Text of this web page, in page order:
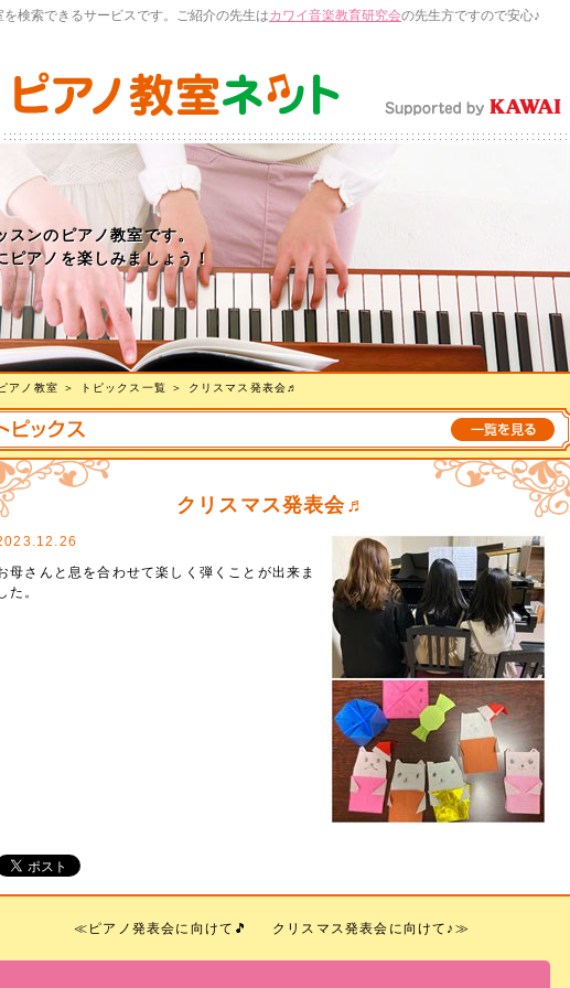
検索できるサービスです。ご紹介の先生はカワイ音楽教育研究会の先生方ですので安心♪
ンのピアノ教室です。
アノを楽しみましょう！
アノ教室 ＞ トピックス一覧 ＞ クリスマス発表会♬
クリスマス発表会♬
母さんと息を合わせて楽しく弾くことが出来ま
た。
≪ ピアノ発表会に向けて🎵 クリスマス発表会に向けて♪ ≫